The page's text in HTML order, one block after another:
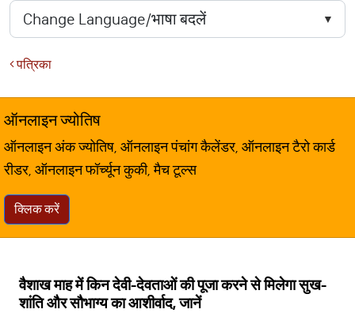
पत्रिका
ऑनलाइन ज्योतिष
ऑनलाइन अंक ज्योतिष, ऑनलाइन पंचांग कैलेंडर, ऑनलाइन टैरो कार्ड
रीडर, ऑनलाइन फॉर्च्यून कुकी, मैच टूल्स
क्लिक करें
वैशाख माह में किन देवी-देवताओं की पूजा करने से मिलेगा सुख-
शांति और सौभाग्य का आशीर्वाद, जानें